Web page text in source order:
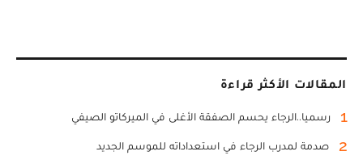
المقالات الأكثر قراءة
1 رسميا..الرجاء يحسم الصفقة الأغلى في الميركاتو الصيفي
2 صدمة لمدرب الرجاء في استعداداته للموسم الجديد